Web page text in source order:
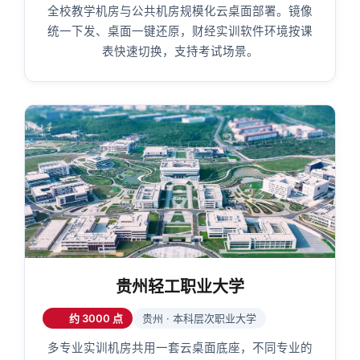
全校教学机房与公共机房规模化云桌面部署。镜像
统一下发、桌面一键还原，财经实训软件环境按课
表快速切换，支持考试场景。
贵州轻工职业大学
约 3000 点 贵州 · 本科层次职业大学
多专业实训机房共用一套云桌面底座，不同专业的